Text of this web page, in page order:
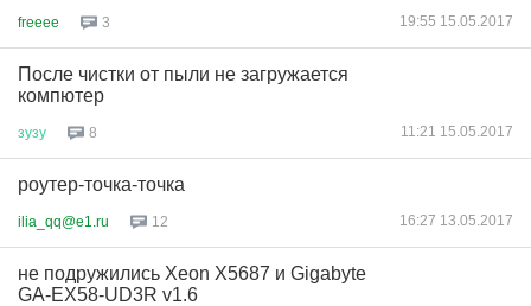
freeee 3 19:55 15.05.2017
После чистки от пыли не загружается
компютер
зузу 8 11:21 15.05.2017
роутер-точка-точка
ilia_qq@e1.ru 12 16:27 13.05.2017
не подружились Xeon X5687 и Gigabyte
GA-EX58-UD3R v1.6